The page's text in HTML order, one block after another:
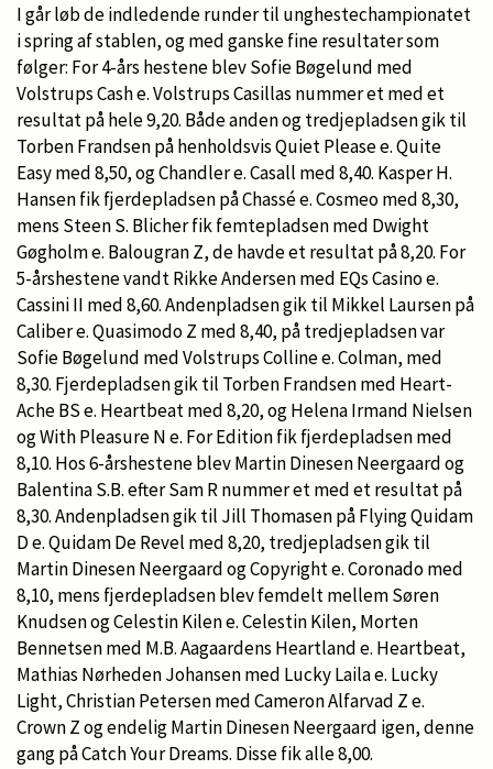
I går løb de indledende runder til unghestechampionatet
i spring af stablen, og med ganske fine resultater som
følger: For 4-års hestene blev Sofie Bøgelund med
Volstrups Cash e. Volstrups Casillas nummer et med et
resultat på hele 9,20. Både anden og tredjepladsen gik til
Torben Frandsen på henholdsvis Quiet Please e. Quite
Easy med 8,50, og Chandler e. Casall med 8,40. Kasper H.
Hansen fik fjerdepladsen på Chassé e. Cosmeo med 8,30,
mens Steen S. Blicher fik femtepladsen med Dwight
Gøgholm e. Balougran Z, de havde et resultat på 8,20. For
5-årshestene vandt Rikke Andersen med EQs Casino e.
Cassini II med 8,60. Andenpladsen gik til Mikkel Laursen på
Caliber e. Quasimodo Z med 8,40, på tredjepladsen var
Sofie Bøgelund med Volstrups Colline e. Colman, med
8,30. Fjerdepladsen gik til Torben Frandsen med Heart-
Ache BS e. Heartbeat med 8,20, og Helena Irmand Nielsen
og With Pleasure N e. For Edition fik fjerdepladsen med
8,10. Hos 6-årshestene blev Martin Dinesen Neergaard og
Balentina S.B. efter Sam R nummer et med et resultat på
8,30. Andenpladsen gik til Jill Thomasen på Flying Quidam
D e. Quidam De Revel med 8,20, tredjepladsen gik til
Martin Dinesen Neergaard og Copyright e. Coronado med
8,10, mens fjerdepladsen blev femdelt mellem Søren
Knudsen og Celestin Kilen e. Celestin Kilen, Morten
Bennetsen med M.B. Aagaardens Heartland e. Heartbeat,
Mathias Nørheden Johansen med Lucky Laila e. Lucky
Light, Christian Petersen med Cameron Alfarvad Z e.
Crown Z og endelig Martin Dinesen Neergaard igen, denne
gang på Catch Your Dreams. Disse fik alle 8,00.